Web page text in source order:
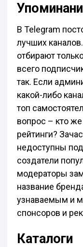
В Telegram
лучших
отбирают
всего
так. Если
какой-либо
топ
вопрос – кто
рейтинги?
недоступны
создатели
модераторы
название
узнаваемым и
спонсоров и
Каталоги